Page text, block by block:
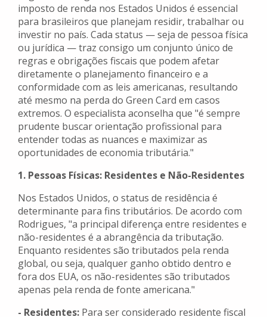
imposto de renda nos Estados Unidos é essencial
para brasileiros que planejam residir, trabalhar ou
investir no país. Cada status — seja de pessoa física
ou jurídica — traz consigo um conjunto único de
regras e obrigações fiscais que podem afetar
diretamente o planejamento financeiro e a
conformidade com as leis americanas, resultando
até mesmo na perda do Green Card em casos
extremos. O especialista aconselha que "é sempre
prudente buscar orientação profissional para
entender todas as nuances e maximizar as
oportunidades de economia tributária."
1. Pessoas Físicas: Residentes e Não-Residentes
Nos Estados Unidos, o status de residência é
determinante para fins tributários. De acordo com
Rodrigues, "a principal diferença entre residentes e
não-residentes é a abrangência da tributação.
Enquanto residentes são tributados pela renda
global, ou seja, qualquer ganho obtido dentro e
fora dos EUA, os não-residentes são tributados
apenas pela renda de fonte americana."
- Residentes: Para ser considerado residente fiscal